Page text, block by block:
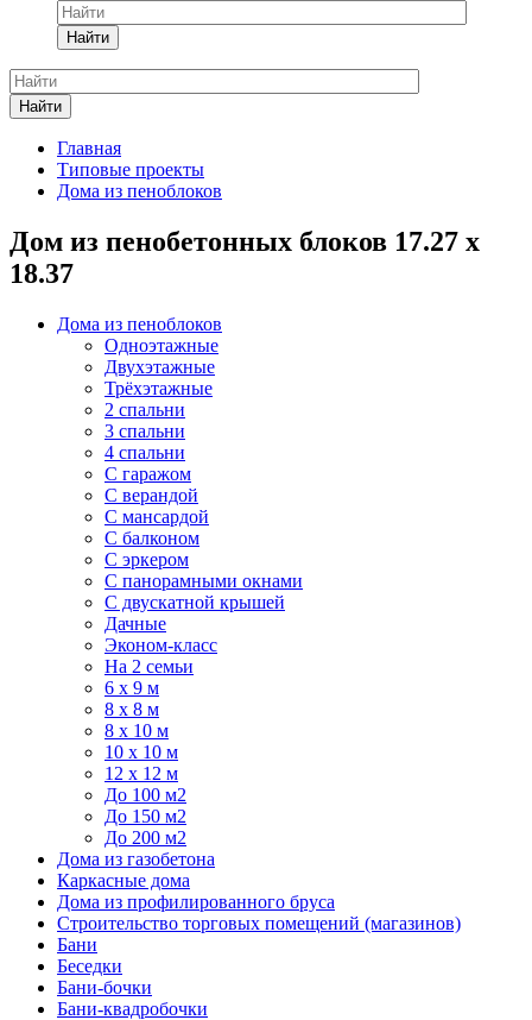
Найти
Найти
Главная
Типовые проекты
Дома из пеноблоков
Дом из пенобетонных блоков 17.27 х
18.37
Дома из пеноблоков
Одноэтажные
Двухэтажные
Трёхэтажные
2 спальни
3 спальни
4 спальни
С гаражом
С верандой
С мансардой
С балконом
C эркером
С панорамными окнами
С двускатной крышей
Дачные
Эконом-класс
На 2 семьи
6 x 9 м
8 x 8 м
8 x 10 м
10 x 10 м
12 x 12 м
До 100 м2
До 150 м2
До 200 м2
Дома из газобетона
Каркасные дома
Дома из профилированного бруса
Строительство торговых помещений (магазинов)
Бани
Беседки
Бани-бочки
Бани-квадробочки